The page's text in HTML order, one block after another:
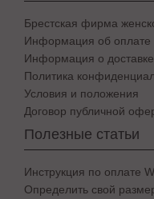
Брестская фирма
Информация об оплате
Информация о доставке
Политика
Условия и положения
Договор публичной
Полезные статьи
Инструкция по оплате
Определить свой